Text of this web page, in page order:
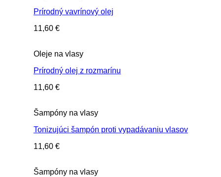
Prírodný vavrínový olej
11,60 €
Oleje na vlasy
Prírodný olej z rozmarínu
11,60 €
Šampóny na vlasy
Tonizujúci šampón proti vypadávaniu vlasov
11,60 €
Šampóny na vlasy